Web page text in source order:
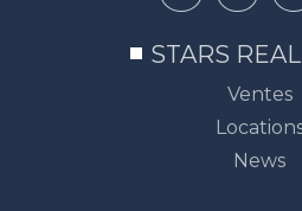
STARS
Ventes
News